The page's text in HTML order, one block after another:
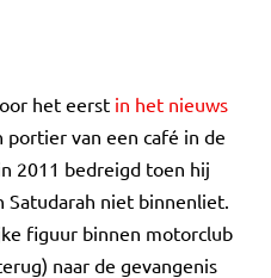
het eerst in het nieuws
portier van een café in de
2011 bedreigd toen hij
Satudarah niet binnenliet.
figuur binnen motorclub
naar de gevangenis